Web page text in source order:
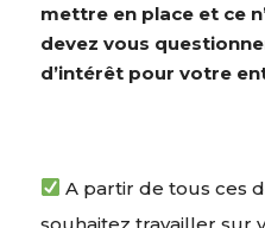
mettre en place et ce
devez vous
d’intérêt pour votre
A partir de tous ces